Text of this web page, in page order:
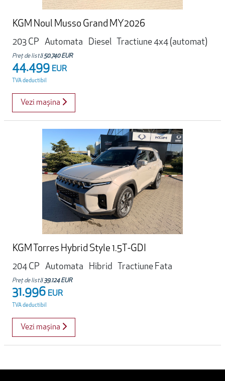
KGM Noul Musso Grand MY2026
203 CP
Automata Diesel Tractiune 4x4 (automat)
Preț de listă50.740 EUR
44.499 EUR
TVA deductibil
Vezi mașina
KGM Torres Hybrid Style 1.5T-GDI
204 CP
Automata Hibrid Tractiune Fata
Preț de listă 39.124 EUR
31.996 EUR
TVA deductibil
Vezi mașina